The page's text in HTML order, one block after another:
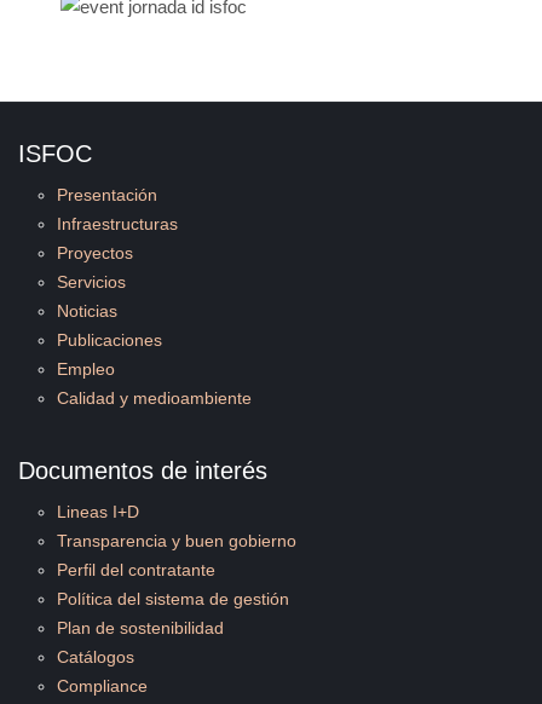
ISFOC
Presentación
Infraestructuras
Proyectos
Servicios
Noticias
Publicaciones
Empleo
Calidad y medioambiente
Documentos de interés
Lineas I+D
Transparencia y buen gobierno
Perfil del contratante
Política del sistema de gestión
Plan de sostenibilidad
Catálogos
Compliance